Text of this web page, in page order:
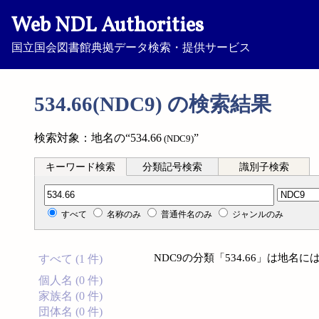
Web NDL Authorities
国立国会図書館典拠データ検索・提供サービス
534.66(NDC9) の検索結果
検索対象：地名の“534.66 (NDC9)”
キーワード検索 分類記号検索 識別子検索
分類記号検索
すべて 名称のみ 普通件名のみ ジャンルのみ
すべて (1 件)
個人名 (0 件)
家族名 (0 件)
団体名 (0 件)
NDC9の分類「534.66」は地名に